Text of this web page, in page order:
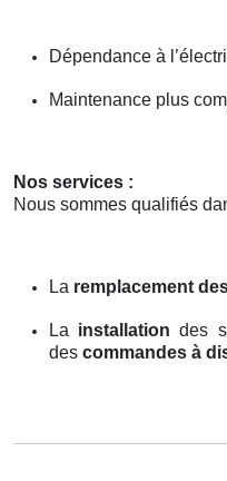
Dépendance à
Maintenance plus
Nos services :
Nous sommes qualifiés
La remplacement
La installation des
des commandes à